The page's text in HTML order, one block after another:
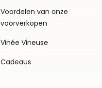
Voordelen van onze
voorverkopen
Vinée Vineuse
Cadeaus